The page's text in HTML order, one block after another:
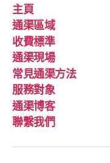
主頁
通渠區域
收費標準
通渠現場
常見通渠方法
服務對象
通渠博客
聯繫我們